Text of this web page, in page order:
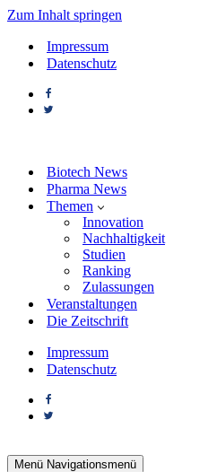
Zum Inhalt springen
Impressum
Datenschutz
Biotech News
Pharma News
Themen
Innovation
Nachhaltigkeit
Studien
Ranking
Zulassungen
Veranstaltungen
Die Zeitschrift
Impressum
Datenschutz
Menü Navigationsmenü